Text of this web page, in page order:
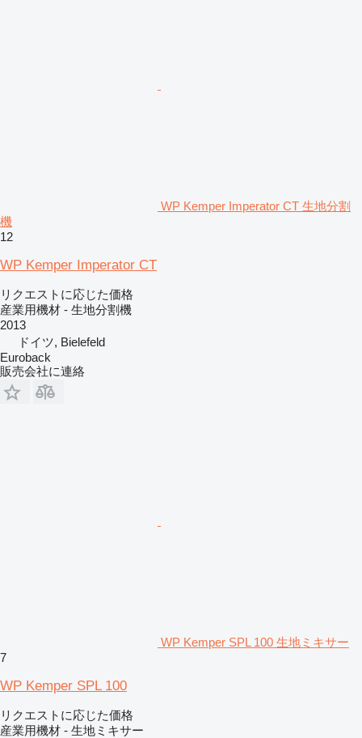
WP Kemper Imperator CT 生地分割
機
12
WP Kemper Imperator CT
リクエストに応じた価格
産業用機材 - 生地分割機
2013
ドイツ, Bielefeld
Euroback
販売会社に連絡
WP Kemper SPL 100 生地ミキサー
7
WP Kemper SPL 100
リクエストに応じた価格
産業用機材 - 生地ミキサー